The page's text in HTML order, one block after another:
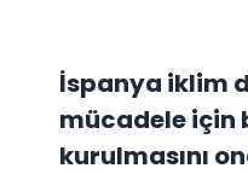
İspanya iklim
mücadele için
kurulmasını